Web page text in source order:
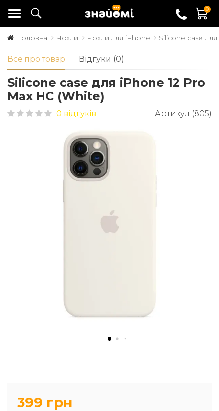
0
Головна Чохли Чохли для iPhone Silicone case
Все про товар Відгуки (0)
Silicone case для iPhone 12 Pro
Max HC (White)
0 відгуків Артикул (805)
399 грн